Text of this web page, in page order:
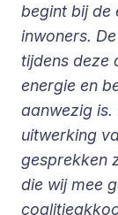
begint bij de
inwoners.
tijdens deze
energie en
aanwezig is.
uitwerking
gesprekken
die wij mee